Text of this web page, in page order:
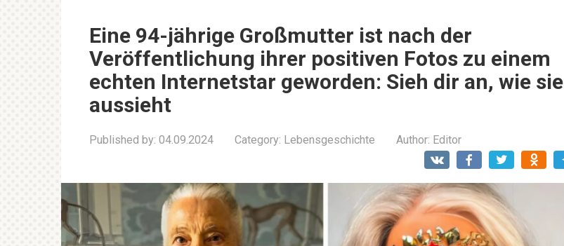
Eine 94-jährige Großmutter ist nach der
Veröffentlichung ihrer positiven Fotos zu einem
echten Internetstar geworden: Sieh dir an, wie sie
aussieht
Published by: 04.09.2024 Category: Lebensgeschichte Author: Editor